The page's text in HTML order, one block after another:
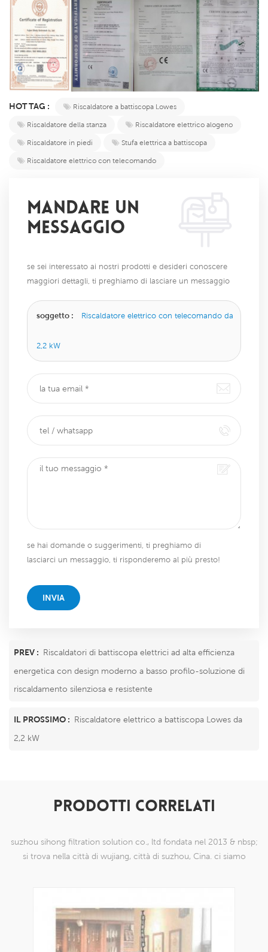
HOT TAG :
Riscaldatore a battiscopa Lowes
Riscaldatore della stanza
Riscaldatore elettrico alogeno
Riscaldatore in piedi
Stufa elettrica a battiscopa
Riscaldatore elettrico con telecomando
MANDARE UN
MESSAGGIO
se sei interessato ai nostri prodotti e desideri conoscere
maggiori dettagli, ti preghiamo di lasciare un messaggio
soggetto : Riscaldatore elettrico con telecomando da
2,2 kW
se hai domande o suggerimenti, ti preghiamo di
lasciarci un messaggio, ti risponderemo al più presto!
INVIA
PREV : Riscaldatori di battiscopa elettrici ad alta efficienza
energetica con design moderno a basso profilo-soluzione di
riscaldamento silenziosa e resistente
IL PROSSIMO : Riscaldatore elettrico a battiscopa Lowes da
2,2 kW
PRODOTTI CORRELATI
suzhou sihong filtration solution co., ltd fondata nel 2013 & nbsp;
si trova nella città di wujiang, città di suzhou, Cina. ci siamo